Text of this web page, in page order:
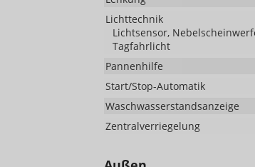
Lichttechnik
Lichtsensor,
Tagfahrlicht
Pannenhilfe
Start/Stop-Automatik
Waschwasserstandsanzeige
Zentralverriegelung